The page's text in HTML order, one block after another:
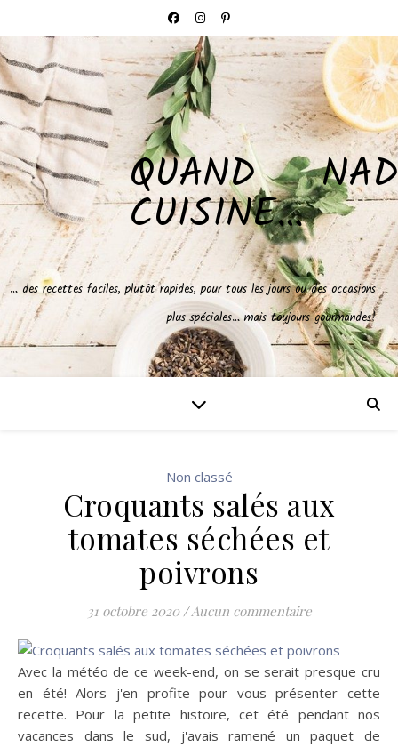
QUAND NAD
CUISINE…
… des recettes faciles, plutôt rapides, pour tous les jours ou des occasions
plus spéciales… mais toujours gourmandes!
Non classé
Croquants salés aux
tomates séchées et
poivrons
31 octobre 2020 /Aucun commentaire
Avec la météo de ce week-end, on se serait presque cru
en été! Alors j'en profite pour vous présenter cette
recette. Pour la petite histoire, cet été pendant nos
vacances dans le sud, j'avais ramené un paquet de